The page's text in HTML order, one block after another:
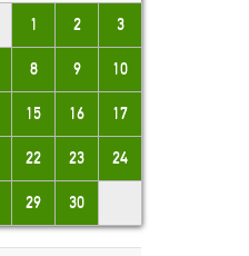
"Fantastic stay, perfect
breakfast, very kind staff."
Caroline
1 2 3
8 9 10
15 16 17
22 23 24
29 30